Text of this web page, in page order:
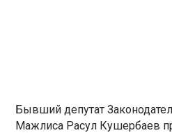
Бывший депутат
Мажлиса Расул Кушербаев